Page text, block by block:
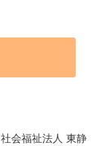
会福祉法人 東静